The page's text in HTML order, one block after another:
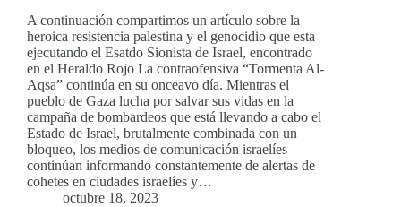
A continuación compartimos un artículo sobre la
heroica resistencia palestina y el genocidio que esta
ejecutando el Esatdo Sionista de Israel, encontrado
en el Heraldo Rojo La contraofensiva “Tormenta Al-
Aqsa” continúa en su onceavo día. Mientras el
pueblo de Gaza lucha por salvar sus vidas en la
campaña de bombardeos que está llevando a cabo el
Estado de Israel, brutalmente combinada con un
bloqueo, los medios de comunicación israelíes
continúan informando constantemente de alertas de
cohetes en ciudades israelíes y…
octubre 18, 2023